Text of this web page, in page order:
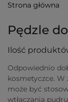
Strona główna
Pędzle
Ilość
Odpowiednio
kosmetyczce. W
może być
wtłaczania